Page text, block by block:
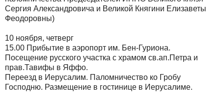
Сергия Александровича и Великой Княгини Елизаветы
Феодоровны)
10 ноября, четверг
15.00 Прибытие в аэропорт им. Бен-Гуриона.
Посещение русского участка с храмом св.ап.Петра и
прав.Тавифы в Яффо.
Переезд в Иерусалим. Паломничество ко Гробу
Господню. Размещение в гостинице в Иерусалиме.